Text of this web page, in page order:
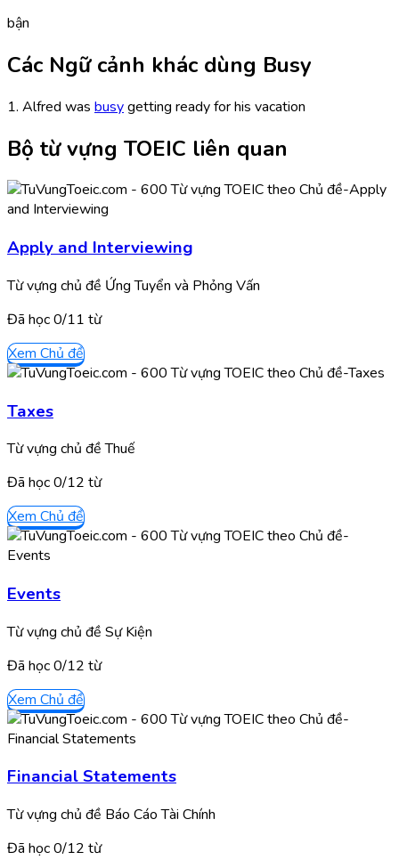
bận
Các Ngữ cảnh khác dùng Busy
1. Alfred was busygetting ready for his vacation
Bộ từ vựng TOEIC liên quan
Apply and Interviewing
Từ vựng chủ đề Ứng Tuyển và Phỏng Vấn
Đã học0/11 từ
Xem Chủ đề
Taxes
Từ vựng chủ đề Thuế
Đã học0/12 từ
Xem Chủ đề
Events
Từ vựng chủ đề Sự Kiện
Đã học0/12 từ
Xem Chủ đề
Financial Statements
Từ vựng chủ đề Báo Cáo Tài Chính
Đã học0/12 từ